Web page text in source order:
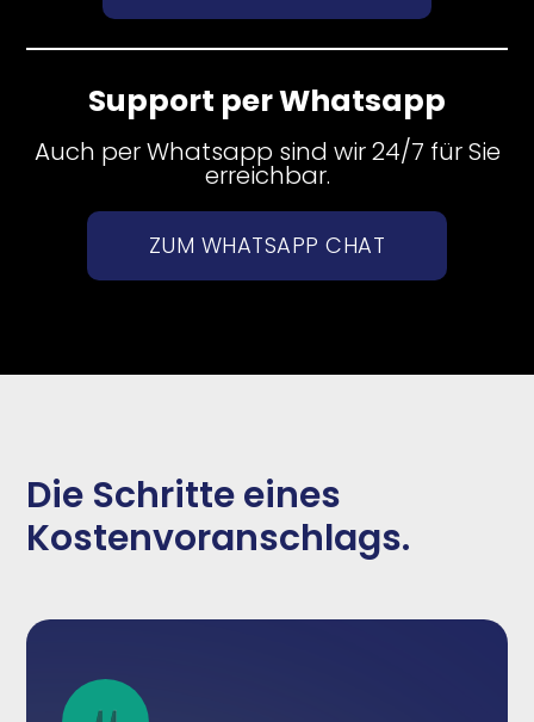
Support per Whatsapp
Auch per Whatsapp sind wir 24/7 für Sie
erreichbar.
ZUM WHATSAPP CHAT
Die Schritte eines
Kostenvoranschlags.